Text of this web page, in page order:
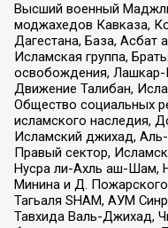
Высший военный
моджахедов Кавказа,
Дагестана, База, Асбат
Исламская группа,
освобождения, Лашкар-
Движение Талибан,
Общество социальных
исламского наследия,
Исламский джихад,
Правый сектор,
Нусра ли-Ахль аш-Шам,
Минина и Д.
Тагьаля SHAM, АУМ
Тавхида Валь-Джихад,